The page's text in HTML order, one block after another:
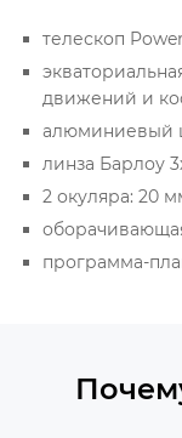
телескоп
движений и
алюминиевый
линза Барлоу
2 окуляра: 20
программа-